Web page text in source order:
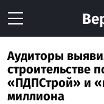
Аудиторы
строительстве
«ПДПСтрой» и
миллиона